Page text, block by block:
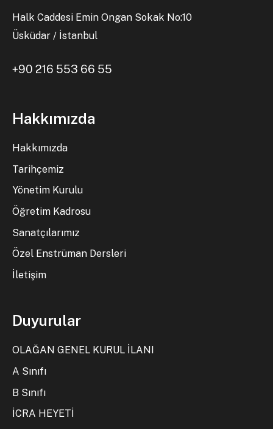
Halk Caddesi Emin Ongan Sokak No:10
Üsküdar / İstanbul
+90 216 553 66 55
Hakkımızda
Hakkımızda
Tarihçemiz
Yönetim Kurulu
Öğretim Kadrosu
Sanatçılarımız
Özel Enstrüman Dersleri
İletişim
Duyurular
OLAĞAN GENEL KURUL İLANI
A Sınıfı
B Sınıfı
İCRA HEYETİ